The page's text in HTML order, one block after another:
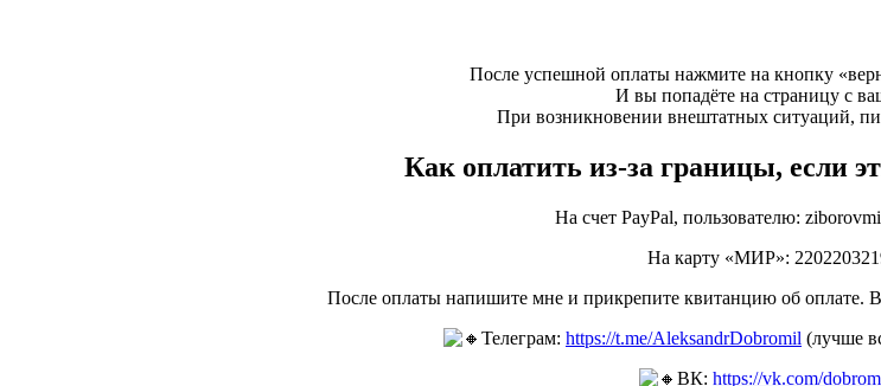
После успешной оплаты нажмите на кнопку
И вы попадёте на страницу с
При возникновении внештатных ситуаций,
Как оплатить из-за границы, если
На счет PayPal, пользователю:
На карту «МИР»:
После оплаты напишите мне и прикрепите квитанцию об оплате.
Телеграм: https://t.me/AleksandrDobromil (лучше
ВК: https://vk.com/